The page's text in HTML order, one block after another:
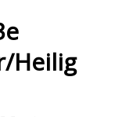
Heilig